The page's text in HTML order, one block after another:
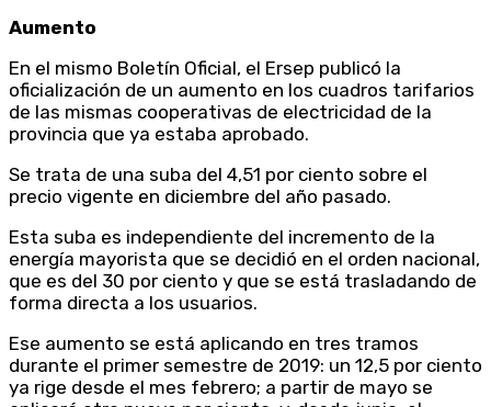
Aumento
En el mismo Boletín Oficial, el Ersep publicó la
oficialización de un aumento en los cuadros tarifarios
de las mismas cooperativas de electricidad de la
provincia que ya estaba aprobado.
Se trata de una suba del 4,51 por ciento sobre el
precio vigente en diciembre del año pasado.
Esta suba es independiente del incremento de la
energía mayorista que se decidió en el orden nacional,
que es del 30 por ciento y que se está trasladando de
forma directa a los usuarios.
Ese aumento se está aplicando en tres tramos
durante el primer semestre de 2019: un 12,5 por ciento
ya rige desde el mes febrero; a partir de mayo se